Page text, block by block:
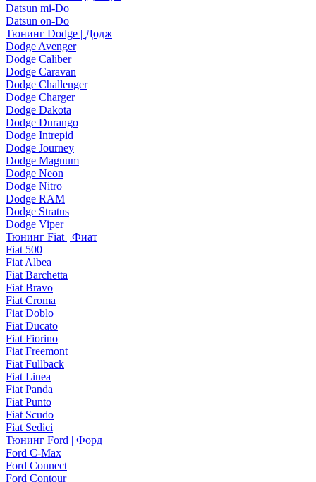
Datsun mi-Do
Datsun on-Do
Тюнинг Dodge | Додж
Dodge Avenger
Dodge Caliber
Dodge Caravan
Dodge Challenger
Dodge Charger
Dodge Dakota
Dodge Durango
Dodge Intrepid
Dodge Journey
Dodge Magnum
Dodge Neon
Dodge Nitro
Dodge RAM
Dodge Stratus
Dodge Viper
Тюнинг Fiat | Фиат
Fiat 500
Fiat Albea
Fiat Barchetta
Fiat Bravo
Fiat Croma
Fiat Doblo
Fiat Ducato
Fiat Fiorino
Fiat Freemont
Fiat Fullback
Fiat Linea
Fiat Panda
Fiat Punto
Fiat Scudo
Fiat Sedici
Тюнинг Ford | Форд
Ford C-Max
Ford Connect
Ford Contour